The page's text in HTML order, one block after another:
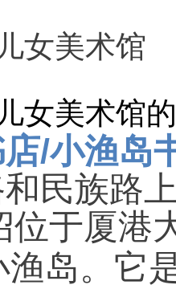
女美术馆
女美术馆
/小渔岛
民族路
位于厦港
渔岛。它